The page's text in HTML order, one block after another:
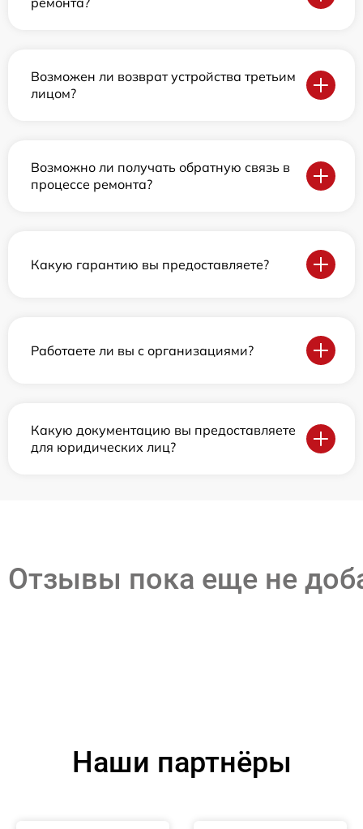
Возможен ли возврат устройства третьим
лицом?
Возможно ли получать обратную связь в
процессе ремонта?
Какую гарантию вы предоставляете?
Работаете ли вы с организациями?
Какую документацию вы предоставляете
для юридических лиц?
Отзывы пока еще не
Наши партнёры